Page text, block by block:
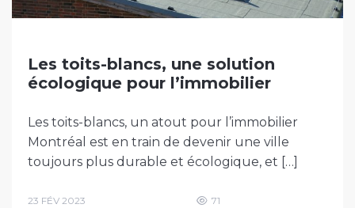
Les toits-blancs, une solution
écologique pour l’immobilier
Les toits-blancs, un atout pour l’immobilier
Montréal est en train de devenir une ville
toujours plus durable et écologique, et […]
23 FÉV 2023 71